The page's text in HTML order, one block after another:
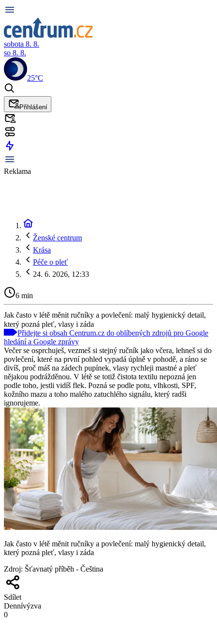
sobota 8. 8.
so 8. 8.
25°C
Přihlášení
Reklama
Ženské centrum
Krása
Péče o pleť
24. 6. 2026, 12:33
6 min
Jak často v létě měnit ručníky a povlečení: malý hygienický detail,
který pozná pleť, vlasy i záda
Přidejte si obsah Centrum.cz do oblíbených zdrojů pro Google
hledání a Google zprávy
Večer se osprchuješ, vezmeš si stejný ručník jako včera, lehneš si do
povlečení, které na první pohled vypadá úplně v pohodě, a ráno se
divíš, proč máš na zádech pupínek, vlasy rychleji mastné a pleť
nějakou podrážděnou. V létě se totiž čistota textilu nepozná jen
podle toho, jestli vidíš flek. Pozná se podle potu, vlhkosti, SPF,
kožního mazu a toho malého zatuchlého signálu, který radši
ignorujeme.
Jak často v létě měnit ručníky a povlečení: malý hygienický detail,
který pozná pleť, vlasy i záda
Zdroj: Šťavnatý příběh - Čeština
Sdílet
Dennívýzva
0